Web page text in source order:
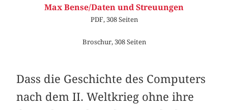
Max Bense/Daten und Streuungen
PDF, 308 Seiten
Broschur, 308 Seiten
Dass die Geschichte des Computers
nach dem II. Weltkrieg ohne ihre